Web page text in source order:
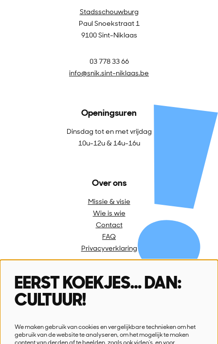
Stadsschouwburg
Paul Snoekstraat 1
9100 Sint-Niklaas
03 778 33 66
info@snik.sint-niklaas.be
Openingsuren
Dinsdag tot en met vrijdag
10u-12u & 14u-16u
Over ons
Missie & visie
Wie is wie
Contact
FAQ
Privacyverklaring
Volg ons
EERST KOEKJES… DAN:
CULTUUR!
We maken gebruik van cookies en vergelijkbare technieken om het
gebruik van de website te analyseren, om het mogelijk te maken